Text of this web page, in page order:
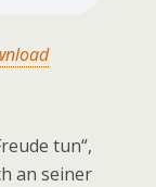
tun“,
an seiner